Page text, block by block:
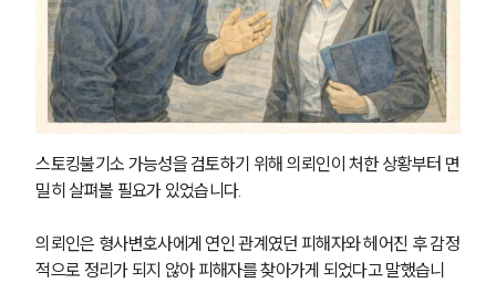
스토킹불기소 가능성을 검토하기 위해 의뢰인이 처한 상황부터 면
밀히 살펴볼 필요가 있었습니다.
의뢰인은 형사변호사에게 연인 관계였던 피해자와 헤어진 후 감정
적으로 정리가 되지 않아 피해자를 찾아가게 되었다고 말했습니